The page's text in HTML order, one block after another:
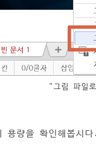
"그림 파일
용량을 확인해봅시